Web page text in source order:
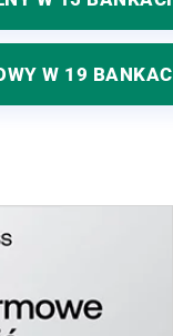
W 19